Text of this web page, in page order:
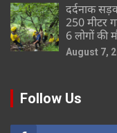
दर्दनाक
250 मीटर
6 लोगों की
August 7,
Follow Us